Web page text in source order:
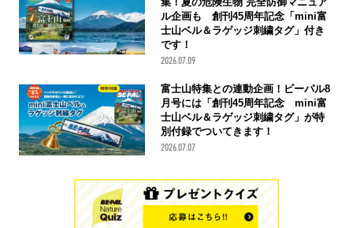
ル企画も 創刊45周年記念「mini富
士山ベル＆ラゲッジ刺繍タグ」付き
です！
2026.07.09
富士山特集との連動企画！ビーパル8
月号には「創刊45周年記念 mini富
士山ベル＆ラゲッジ刺繍タグ」が特
別付録でついてきます！
2026.07.07